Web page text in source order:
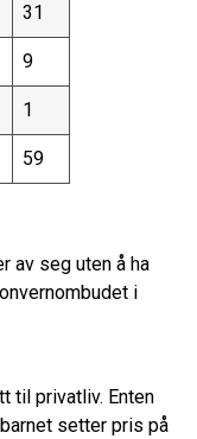
31
9
1
59
av seg uten å ha
i
til privatliv. Enten
setter pris på